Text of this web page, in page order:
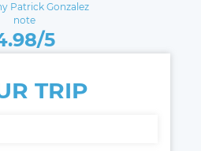
Patrick Gonzalez
note
5
TRIP